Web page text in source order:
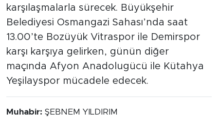
karşılaşmalarla sürecek. Büyükşehir
Belediyesi Osmangazi Sahası’nda saat
13.00’te Bozüyük Vitraspor ile Demirspor
karşı karşıya gelirken, günün diğer
maçında Afyon Anadolugücü ile Kütahya
Yeşilayspor mücadele edecek.
Muhabir: ŞEBNEM YILDIRIM